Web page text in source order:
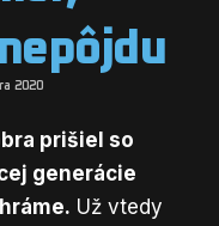
2020
prišiel so
generácie
Už vtedy